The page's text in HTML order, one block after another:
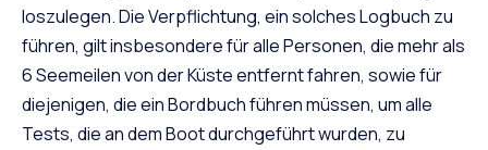
loszulegen. Die Verpflichtung, ein solches Logbuch zu
führen, gilt insbesondere für alle Personen, die mehr als
6 Seemeilen von der Küste entfernt fahren, sowie für
diejenigen, die ein Bordbuch führen müssen, um alle
Tests, die an dem Boot durchgeführt wurden, zu